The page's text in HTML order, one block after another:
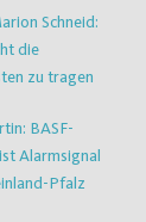
Schneid:
die
zu tragen
BASF-
Alarmsignal
Pfalz